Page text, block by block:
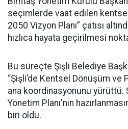
seçimlerde vaat edilen
2050 Vizyon Planı” çatısı
hızlıca hayata geçirilmesi
Bu süreçte Şişli Belediye
“Şişli’de Kentsel Dönüşüm ve
ana koordinasyonunu yürüttü.
Yönetim Planı'nın
biri oldu.